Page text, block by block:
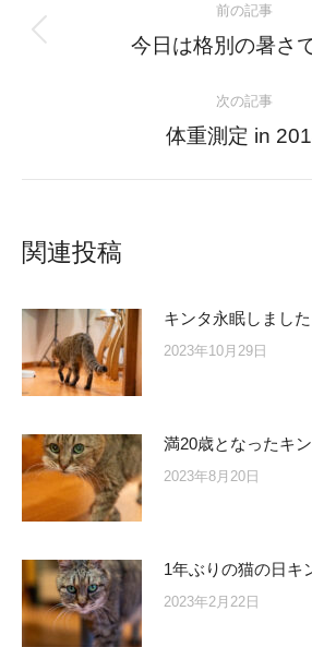
navigation
前の記事
Previous
今日は格別の暑さ
次の記事
Next
体重測定 in
関連投稿
キンタ永眠しました
2023年10月29日
満20歳となったキ
2023年8月20日
1年ぶりの猫の日キ
2023年2月22日